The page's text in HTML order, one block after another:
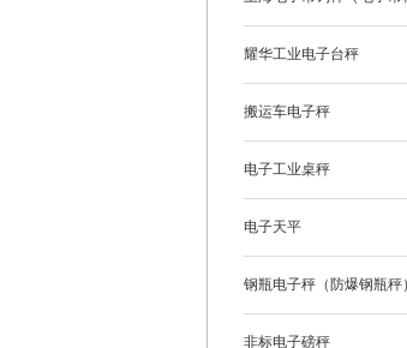
耀华工业电子台秤
搬运车电子秤
电子工业桌秤
电子天平
钢瓶电子秤（防爆钢瓶秤）
非标电子磅秤